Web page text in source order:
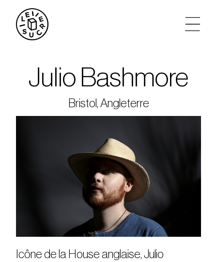
agenda
tickets
le sucre max
partenariats
privatisations
Julio Bashmore
Bristol, Angleterre
Icône de la House anglaise, Julio